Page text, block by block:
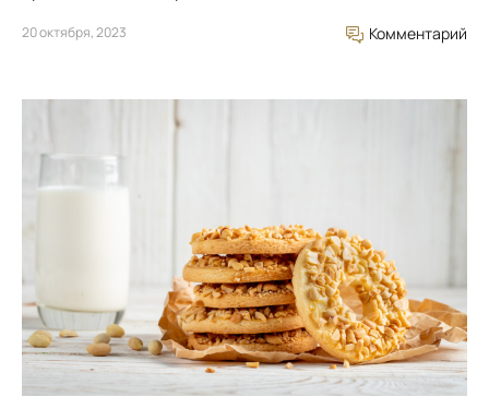
20 октября, 2023 Комментарий